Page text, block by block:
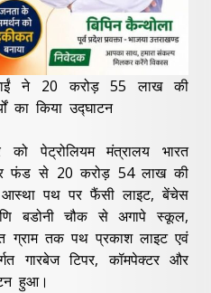
ने 20 करोड़ 55 लाख की
का किया उद्घाटन
पेट्रोलियम मंत्रालय भारत
फंड से 20 करोड़ 54 लाख की
पथ पर फैंसी लाइट, बेंचेस
बडोनी चौक से अगापे स्कूल,
ग्राम तक पथ प्रकाश लाइट एवं
गारबेज टिपर, कॉमपेक्टर और
हुआ।